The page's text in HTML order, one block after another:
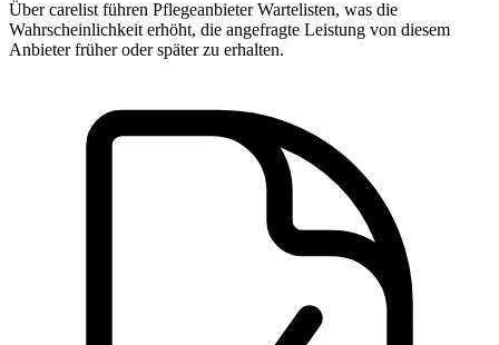
Über carelist führen Pflegeanbieter Wartelisten, was die
Wahrscheinlichkeit erhöht, die angefragte Leistung von diesem
Anbieter früher oder später zu erhalten.